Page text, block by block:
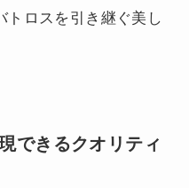
トロスを引き継ぐ美し
できるクオリティ